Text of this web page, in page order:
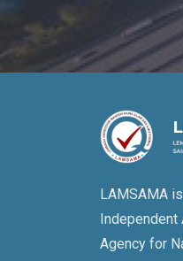
LAMSAMA
Independent
Agency for